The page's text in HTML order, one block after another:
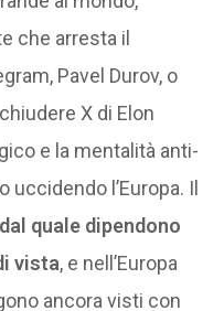
che arresta il
Pavel Durov, o
X di Elon
e la mentalità anti-
l’Europa. Il
quale dipendono
vista, e nell’Europa
ancora visti con